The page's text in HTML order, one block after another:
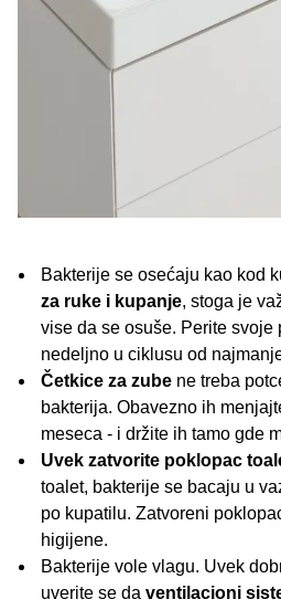
Bakterije se osećaju kao kod
za ruke i kupanje, stoga je
vise da se osuše. Perite
nedeljno u ciklusu od
Četkice za zube ne treba
bakterija. Obavezno ih
meseca - i držite ih tamo gde
Uvek zatvorite poklopac
toalet, bakterije se bacaju u
po kupatilu. Zatvoreni
higijene.
Bakterije vole vlagu. Uvek
uverite se da ventilacioni